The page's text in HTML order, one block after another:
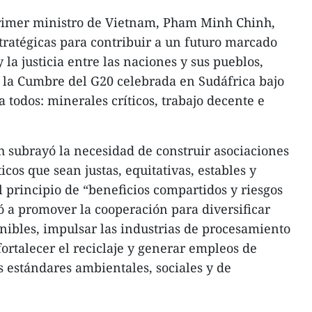
ministro de Vietnam, Pham Minh Chinh,
para contribuir a un futuro marcado
justicia entre las naciones y sus pueblos,
Cumbre del G20 celebrada en Sudáfrica bajo
todos: minerales críticos, trabajo decente e
la necesidad de construir asociaciones
que sean justas, equitativas, estables y
principio de “beneficios compartidos y riesgos
a promover la cooperación para diversificar
impulsar las industrias de procesamiento
el reciclaje y generar empleos de
ambientales, sociales y de